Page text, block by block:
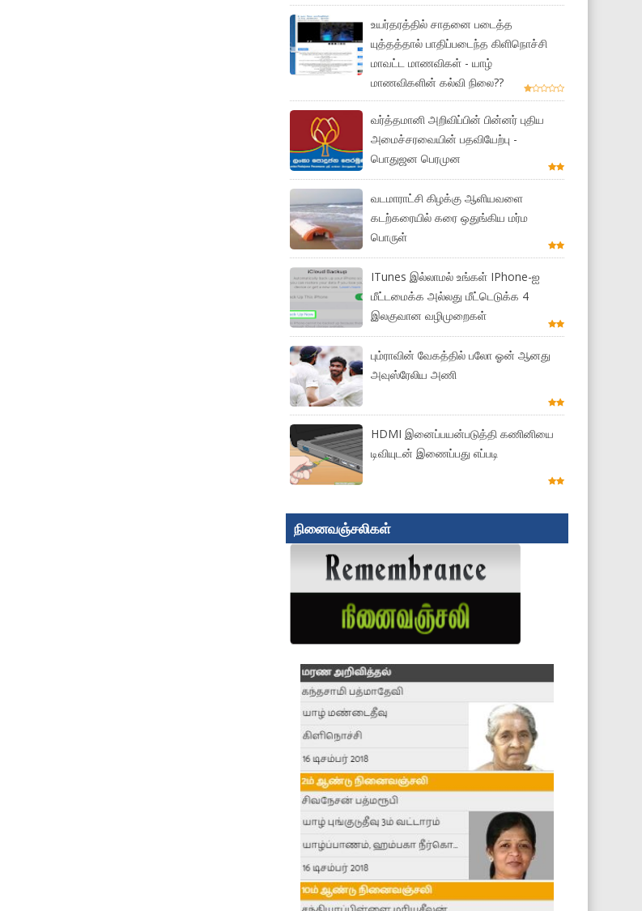
உயர்தரத்தில் சாதனை படைத்த
யுத்தத்தால் பாதிப்படைந்த கிளிநொச்சி
மாவட்ட மாணவிகள் - யாழ்
மாணவிகளின் கல்வி நிலை??
வர்த்தமானி அறிவிப்பின் பின்னர் புதிய
அமைச்சரவையின் பதவியேற்பு -
பொதுஜன பெரமுன
வடமாராட்சி கிழக்கு ஆளியவளை
கடற்கரையில் கரை ஒதுங்கிய மர்ம
பொருள்
ITunes இல்லாமல் உங்கள் IPhone-ஐ
மீட்டமைக்க அல்லது மீட்டெடுக்க 4
இலகுவான வழிமுறைகள்
பும்ராவின் வேகத்தில் பலோ ஓன் ஆனது
அவுஸ்ரேலிய அணி
HDMI இனைப்பயன்படுத்தி கணினியை
டிவியுடன் இணைப்பது எப்படி
நினைவஞ்சலிகள்